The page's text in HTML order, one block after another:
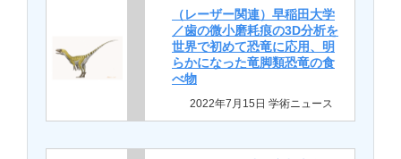
（レーザー関連）早稲田大学
／歯の微小磨耗痕の3D分析を
世界で初めて恐竜に応用、明
らかになった竜脚類恐竜の食
べ物
2022年7月15日 学術ニュース